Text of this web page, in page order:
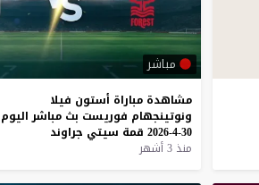
مباشر
مشاهدة مباراة أستون فيلا
ونوتينجهام فوريست بث مباشر اليوم
30-4-2026
قمة سيتي جراوند
منذ 3 أشهر